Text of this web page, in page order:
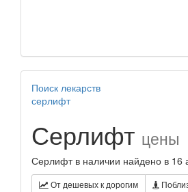
Поиск лекарств
серлифт
Серлифт цены
Серлифт в наличии найдено в 16
От дешевых к дорогим